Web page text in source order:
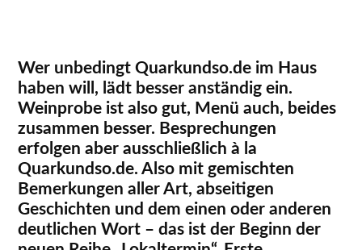
Wer unbedingt Quarkundso.de im Haus
haben will, lädt besser anständig ein.
Weinprobe ist also gut, Menü auch, beides
zusammen besser. Besprechungen
erfolgen aber ausschließlich à la
Quarkundso.de. Also mit gemischten
Bemerkungen aller Art, abseitigen
Geschichten und dem einen oder anderen
deutlichen Wort – das ist der Beginn der